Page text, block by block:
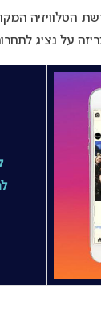
הטלוויזיה
על נציג